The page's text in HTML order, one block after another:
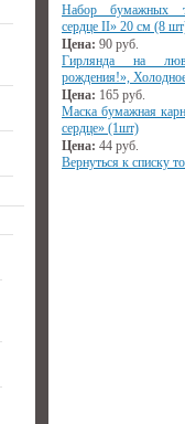
Набор бумажных
сердце II» 20 см (8
Цена: 90 руб.
Гирлянда на
рождения!»,
Цена: 165 руб.
Маска бумажная
сердце» (1шт)
Цена: 44 руб.
Вернуться к списку